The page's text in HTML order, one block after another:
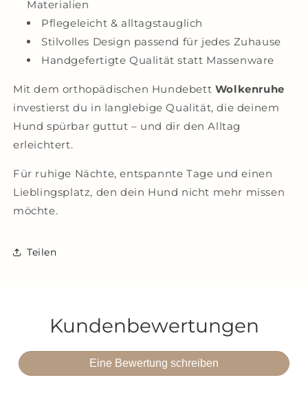
Materialien
Pflegeleicht & alltagstauglich
Stilvolles Design passend für jedes Zuhause
Handgefertigte Qualität statt Massenware
Mit dem orthopädischen Hundebett Wolkenruhe
investierst du in langlebige Qualität, die deinem
Hund spürbar guttut – und dir den Alltag
erleichtert.
Für ruhige Nächte, entspannte Tage und einen
Lieblingsplatz, den dein Hund nicht mehr missen
möchte.
Teilen
Kundenbewertungen
Eine Bewertung schreiben